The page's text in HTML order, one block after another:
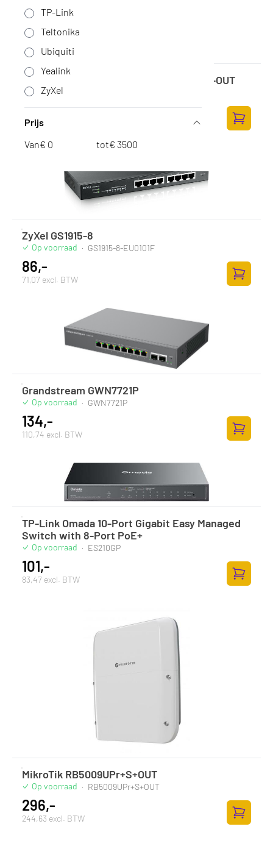
TP-Link
Teltonika
Ubiquiti
Yealink
ZyXel
Prijs
Van€ tot€
MikroTik Cloud Router Switch 504-4XQ-OUT
Op voorraad
811,-
670,25 excl. BTW
ZyXel GS1915-8
Op voorraad · GS1915-8-EU0101F
86,-
71,07 excl. BTW
Grandstream GWN7721P
Op voorraad · GWN7721P
134,-
110,74 excl. BTW
TP-Link Omada 10-Port Gigabit Easy Managed
Switch with 8-Port PoE+
Op voorraad · ES210GP
101,-
83,47 excl. BTW
MikroTik RB5009UPr+S+OUT
Op voorraad · RB5009UPr+S+OUT
296,-
244,63 excl. BTW